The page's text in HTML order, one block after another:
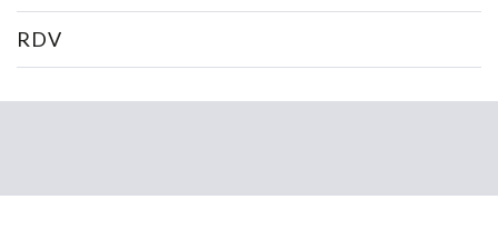
RDV